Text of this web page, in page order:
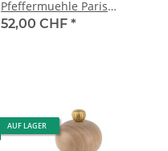
Pfeffermuehle Paris
Naturhell
52,00 CHF *
AUF LAGER